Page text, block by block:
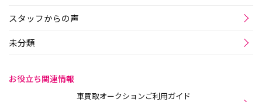
スタッフからの声
未分類
お役立ち関連情報
車買取オークションご利用ガイド